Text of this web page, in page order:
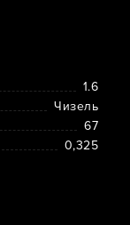
1.6
Чизель
67
0,325